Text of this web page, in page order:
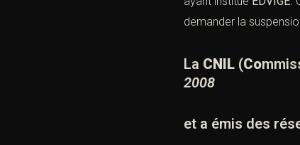
demander la
La CNIL (Co
2008
et a émis des